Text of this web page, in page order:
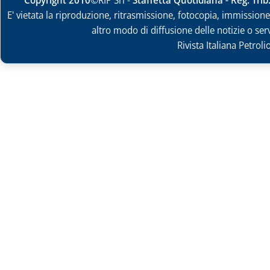
E' vietata la riproduzione, ritrasmissione, fotocopia,
altro modo di diffusione delle notizie o
Rivista Italiana